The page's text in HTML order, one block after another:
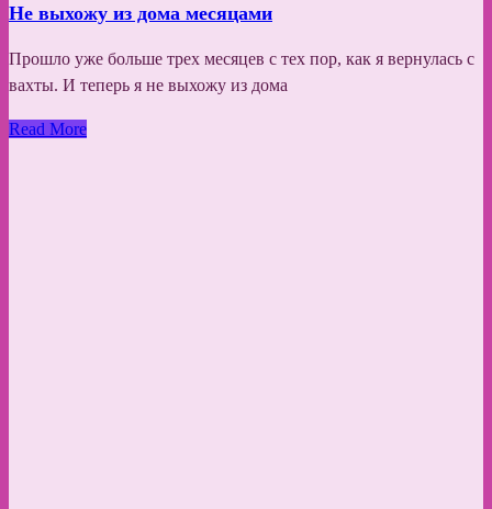
Не выхожу из дома месяцами
Прошло уже больше трех месяцев с тех пор, как я вернулась с
вахты. И теперь я не выхожу из дома
Read More